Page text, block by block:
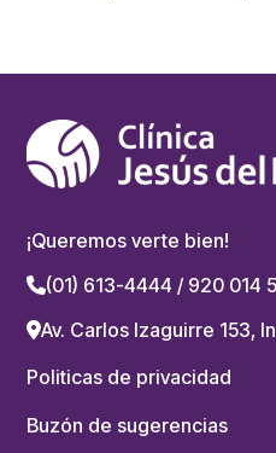
¡Queremos verte bien!
(01) 613-4444 / 920 014
Av. Carlos Izaguirre 153,
Politicas de privacidad
Buzón de sugerencias